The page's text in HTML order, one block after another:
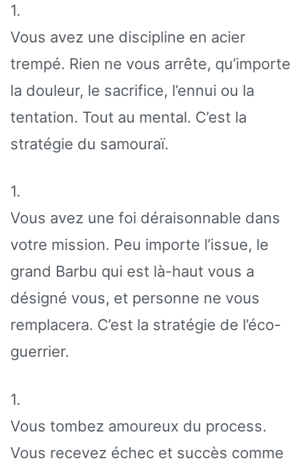
1.
Vous avez une discipline en acier
trempé. Rien ne vous arrête, qu’importe
la douleur, le sacrifice, l’ennui ou la
tentation. Tout au mental. C’est la
stratégie du samouraï.
1.
Vous avez une foi déraisonnable dans
votre mission. Peu importe l’issue, le
grand Barbu qui est là-haut vous a
désigné vous, et personne ne vous
remplacera. C’est la stratégie de l’éco-
guerrier.
1.
Vous tombez amoureux du process.
Vous recevez échec et succès comme